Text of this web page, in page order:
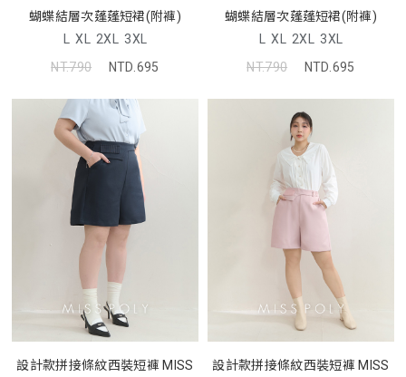
蝴蝶結層次蓬蓬短裙(附褲)
L XL 2XL 3XL
NT.790
NTD.695
蝴蝶結層次蓬蓬短裙(附褲)
L XL 2XL 3XL
NT.790
NTD.695
設計款拼接條紋西裝短褲 MISS
設計款拼接條紋西裝短褲 MISS